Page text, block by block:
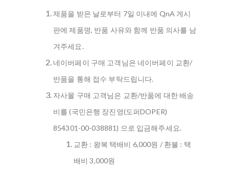
제품을 받은 날로부터 7일 이내에 QnA 게시
판에 제품명, 반품 사유와 함께 반품 의사를 남
겨주세요.
네이버페이 구매 고객님은 네이버페이 교환/
반품을 통해 접수 부탁드립니다.
자사몰 구매 고객님은 교환/반품에 대한 배송
비를 (국민은행 장진영(도퍼DOPER)
854301-00-038881) 으로 입금해주세요.
교환 : 왕복 택배비 6,000원 / 환불 : 택
배비 3,000원